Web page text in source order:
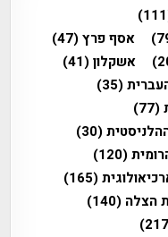
אסף פרץ(47)
אשקלון(41)
(35)
(77)
(30)
(120)
(165)
הצלה (140)